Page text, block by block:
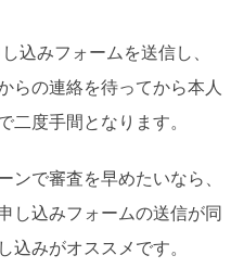
込みフォームを送信し、
らの連絡を待ってから本人
二度手間となります。
ンで審査を早めたいなら、
し込みフォームの送信が同
込みがオススメです。